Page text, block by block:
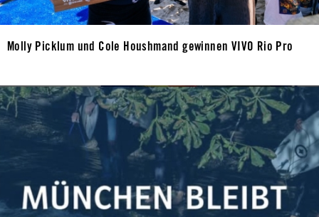
Molly Picklum und Cole Houshmand gewinnen VIVO Rio Pro